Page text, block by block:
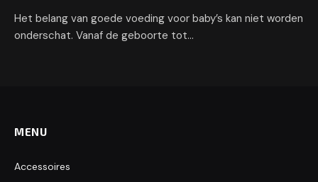
Het belang van goede voeding voor baby’s kan niet worden
onderschat. Vanaf de geboorte tot…
MENU
Accessoires